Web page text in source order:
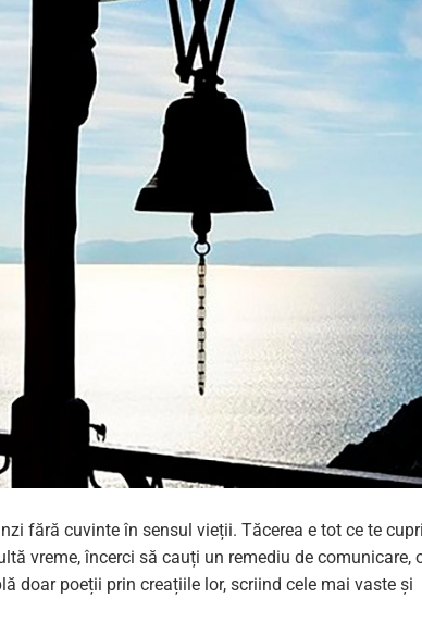
fără cuvinte în sensul vieții. Tăcerea e tot ce te
vreme, încerci să cauți un remediu de comunicare,
doar poeții prin creațiile lor, scriind cele mai vaste și